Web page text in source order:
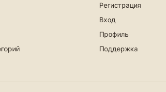
Регистрация
Вход
Профиль
Поддержка